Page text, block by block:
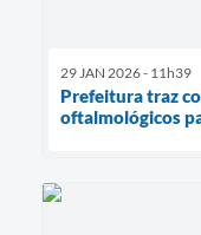
29 JAN 2026 - 11h39
Prefeitura traz
oftalmológicos